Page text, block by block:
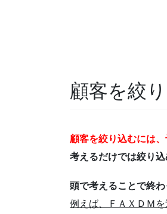
顧客を絞
顧客を絞り込むには
考えるだけでは絞り
頭で考えることで終
例えば、ＦＡＸＤＭ